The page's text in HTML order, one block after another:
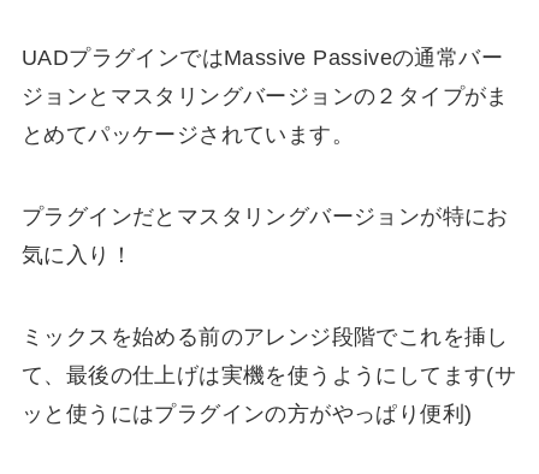
UADプラグインではMassive Passiveの通常バー
ジョンとマスタリングバージョンの２タイプがま
とめてパッケージされています。
プラグインだとマスタリングバージョンが特にお
気に入り！
ミックスを始める前のアレンジ段階でこれを挿し
て、最後の仕上げは実機を使うようにしてます(サ
ッと使うにはプラグインの方がやっぱり便利)